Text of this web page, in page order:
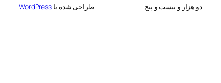
دو هزار و بیست و پنج طراحی شده با WordPress